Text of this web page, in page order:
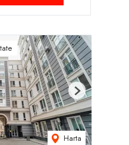
Harta
Next